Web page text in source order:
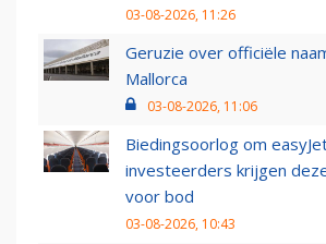
03-08-2026, 11:26
Geruzie over officiële
Mallorca
03-08-2026, 11:06
Biedingsoorlog om
investeerders krijgen
voor bod
03-08-2026, 10:43